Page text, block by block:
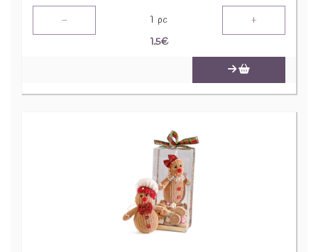
- 1 pc +
1.5€